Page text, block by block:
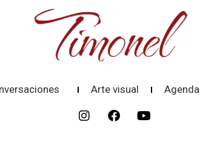
Arte visual Agenda